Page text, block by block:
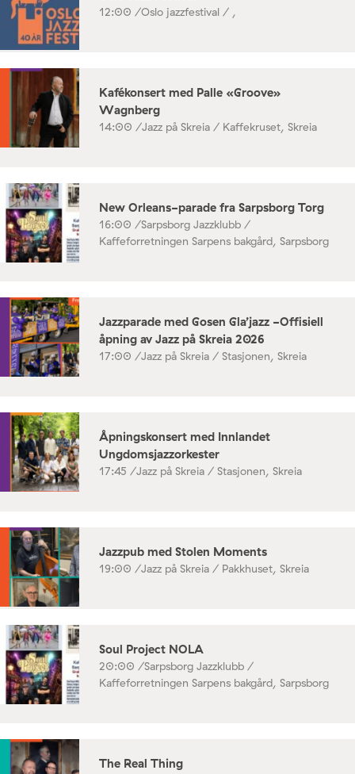
12:00 /Oslo jazzfestival / ,
Kafékonsert med Palle «Groove»
Wagnberg
14:00 /Jazz på Skreia / Kaffekruset, Skreia
New Orleans-parade fra Sarpsborg Torg
16:00 /Sarpsborg Jazzklubb /
Kaffeforretningen Sarpens bakgård, Sarpsborg
Jazzparade med Gosen Gla’jazz -Offisiell
åpning av Jazz på Skreia 2026
17:00 /Jazz på Skreia / Stasjonen, Skreia
Åpningskonsert med Innlandet
Ungdomsjazzorkester
17:45 /Jazz på Skreia / Stasjonen, Skreia
Jazzpub med Stolen Moments
19:00 /Jazz på Skreia / Pakkhuset, Skreia
Soul Project NOLA
20:00 /Sarpsborg Jazzklubb /
Kaffeforretningen Sarpens bakgård, Sarpsborg
The Real Thing